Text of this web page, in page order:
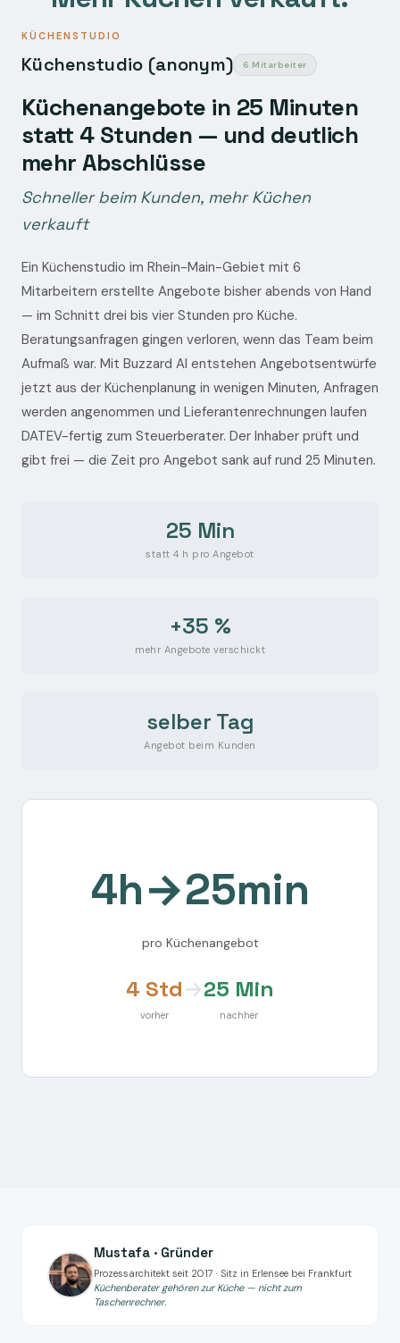
KÜCHENSTUDIO
Küchenstudio (anonym) 6 Mitarbeiter
Küchenangebote in 25 Minuten
statt 4 Stunden — und deutlich
mehr Abschlüsse
Schneller beim Kunden, mehr Küchen
verkauft
Ein Küchenstudio im Rhein-Main-Gebiet mit 6
Mitarbeitern erstellte Angebote bisher abends von Hand
— im Schnitt drei bis vier Stunden pro Küche.
Beratungsanfragen gingen verloren, wenn das Team beim
Aufmaß war. Mit Buzzard AI entstehen Angebotsentwürfe
jetzt aus der Küchenplanung in wenigen Minuten, Anfragen
werden angenommen und Lieferantenrechnungen laufen
DATEV-fertig zum Steuerberater. Der Inhaber prüft und
gibt frei — die Zeit pro Angebot sank auf rund 25 Minuten.
25 Min
statt 4 h pro Angebot
+35 %
mehr Angebote verschickt
selber Tag
Angebot beim Kunden
4h→25min
pro Küchenangebot
4 Std
vorher
→25 Min
nachher
Mustafa · Gründer
Prozessarchitekt seit 2017 · Sitz in Erlensee bei Frankfurt
Küchenberater gehören zur Küche — nicht zum
Taschenrechner.